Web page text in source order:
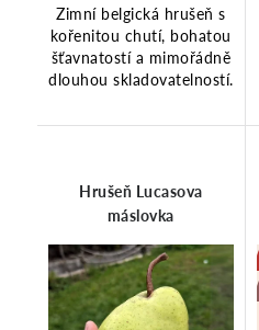
Zimní belgická hrušeň s
kořenitou chutí, bohatou
šťavnatostí a mimořádně
dlouhou skladovatelností.
Hrušeň Lucasova
máslovka